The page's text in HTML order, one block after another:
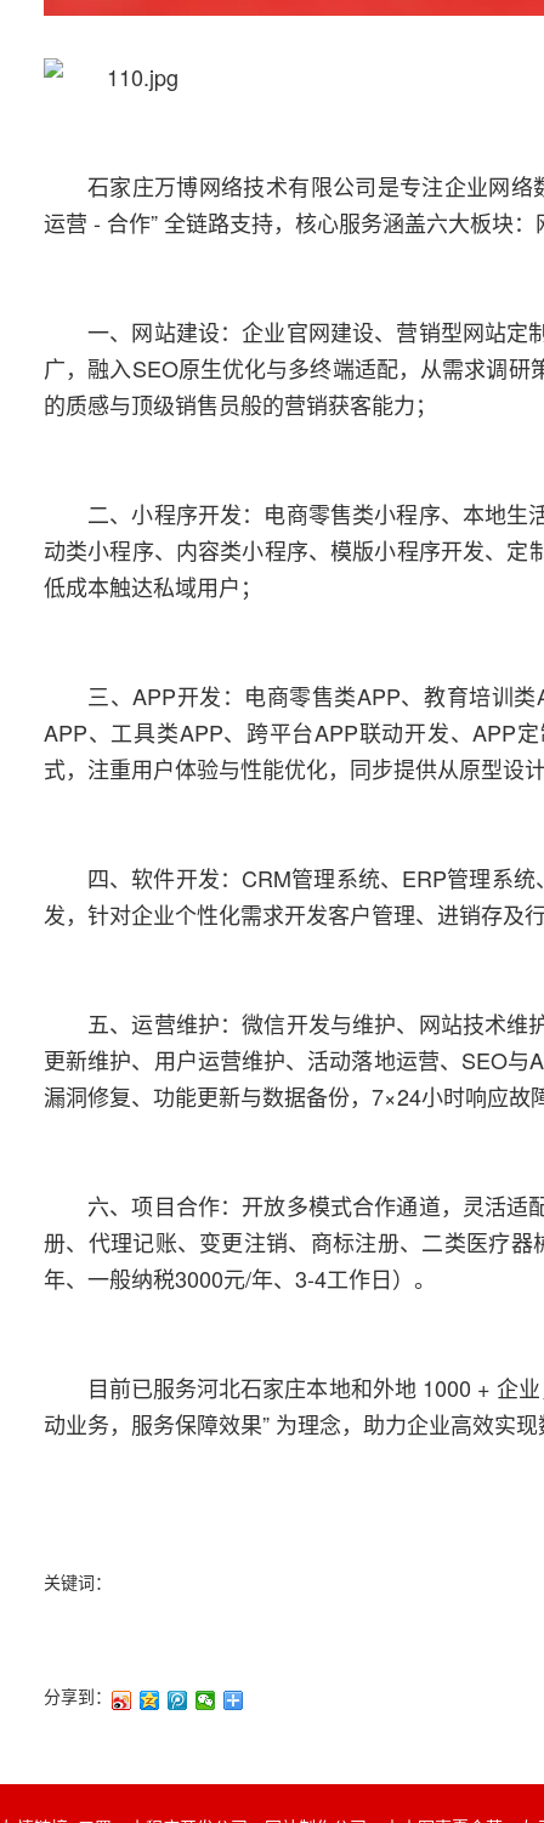
石家庄万博网络技术有限公司是专注企业网
运营 - 合作” 全链路支持，核心服务涵盖六大板块
一、网站建设：企业官网建设、营销型网站
广，融入SEO原生优化与多终端适配，从需求调
的质感与顶级销售员般的营销获客能力；
二、小程序开发：电商零售类小程序、本地
动类小程序、内容类小程序、模版小程序开发、
低成本触达私域用户；
三、APP开发：电商零售类APP、教育培训
APP、工具类APP、跨平台APP联动开发、APP
式，注重用户体验与性能优化，同步提供从原型设
四、软件开发：CRM管理系统、ERP管理系
发，针对企业个性化需求开发客户管理、进销存及
五、运营维护：微信开发与维护、网站技术
更新维护、用户运营维护、活动落地运营、SEO
漏洞修复、功能更新与数据备份，7×24小时响应故
六、项目合作：开放多模式合作通道，灵活
册、代理记账、变更注销、商标注册、二类医疗
年、一般纳税3000元/年、3-4工作日）。
目前已服务河北石家庄本地和外地 1000 + 企
动业务，服务保障效果” 为理念，助力企业高效实
关键词：
分享到：